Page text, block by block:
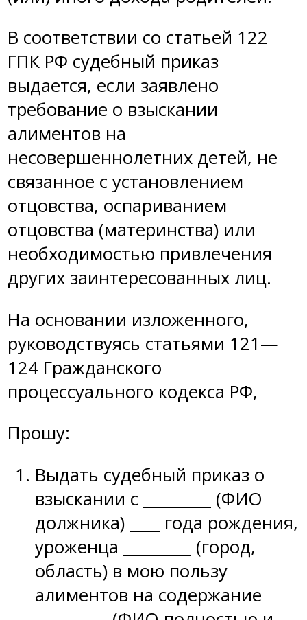
В соответствии со статьей 122
ГПК РФ судебный приказ
выдается, если заявлено
требование о взыскании
алиментов на
несовершеннолетних детей, не
связанное с установлением
отцовства, оспариванием
отцовства (материнства) или
необходимостью привлечения
других заинтересованных лиц.
На основании изложенного,
руководствуясь статьями 121—
124 Гражданского
процессуального кодекса РФ,
Прошу:
Выдать судебный приказ о
взыскании с _________ (ФИО
должника) ____ года рождения,
уроженца _________ (город,
область) в мою пользу
алиментов на содержание